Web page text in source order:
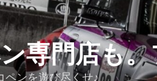
専門店も
ペンを遊び尽くせ♪